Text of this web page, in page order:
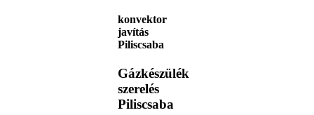
konvektor
javítás
Piliscsaba
Gázkészülék
szerelés
Piliscsaba